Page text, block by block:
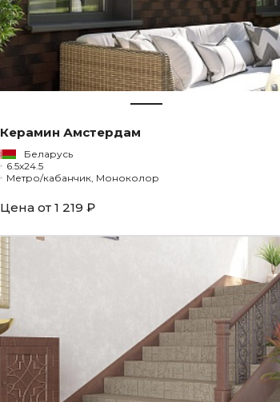
Керамин Амстердам
Беларусь
6.5x24.5
Метро/кабанчик, Моноколор
Цена от 1 219 ₽